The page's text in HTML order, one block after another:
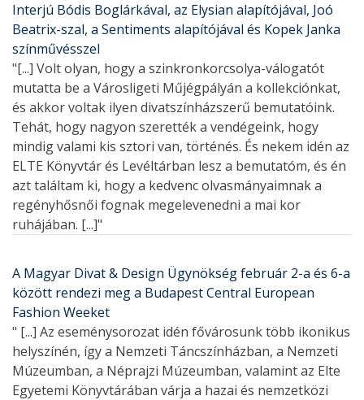
Interjú Bódis Boglárkával, az Elysian alapítójával, Joó
Beatrix-szal, a Sentiments alapítójával és Kopek Janka
színművésszel
"[...] Volt olyan, hogy a szinkronkorcsolya-válogatót
mutatta be a Városligeti Műjégpályán a kollekciónkat,
és akkor voltak ilyen divatszínházszerű bemutatóink.
Tehát, hogy nagyon szerették a vendégeink, hogy
mindig valami kis sztori van, történés. És nekem idén az
ELTE Könyvtár és Levéltárban lesz a bemutatóm, és én
azt találtam ki, hogy a kedvenc olvasmányaimnak a
regényhősnői fognak megelevenedni a mai kor
ruhájában. [...]"
A Magyar Divat & Design Ügynökség február 2-a és 6-a
között rendezi meg a Budapest Central European
Fashion Weeket
" [...] Az eseménysorozat idén fővárosunk több ikonikus
helyszínén, így a Nemzeti Táncszínházban, a Nemzeti
Múzeumban, a Néprajzi Múzeumban, valamint az Elte
Egyetemi Könyvtárában várja a hazai és nemzetközi